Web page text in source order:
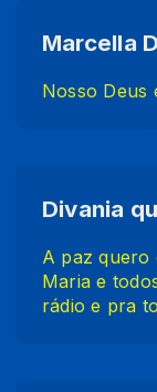
Nosso Deus
A paz
Maria e
rádio e pra